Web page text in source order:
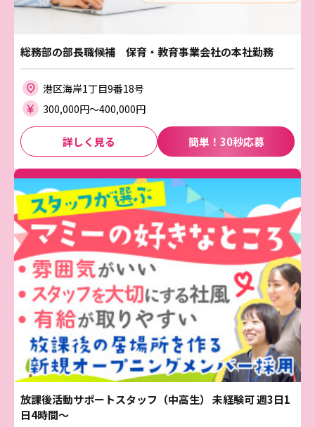
総務部の部長職候補 保育・教育事業会社の本社勤務
港区海岸1丁目9番18号
300,000円〜400,000円
詳しく見る 簡単！30秒応募
放課後活動サポートスタッフ（中高生） 未経験可 週3日1
日4時間～